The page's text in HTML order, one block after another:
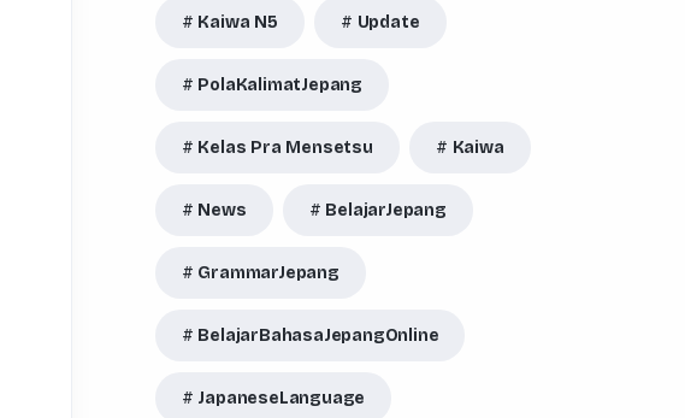
Kaiwa N5 Update
PolaKalimatJepang
Kelas Pra Mensetsu Kaiwa
News BelajarJepang
GrammarJepang
BelajarBahasaJepangOnline
JapaneseLanguage